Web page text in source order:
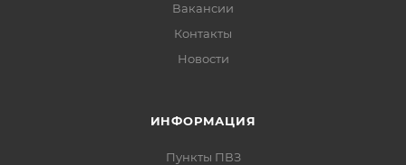
Вакансии
Контакты
Новости
ИНФОРМАЦИЯ
Пункты ПВЗ